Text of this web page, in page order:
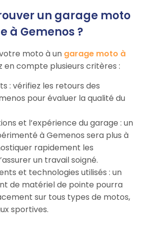
un garage moto
à Gemenos ?
moto à un garage moto à
en compte plusieurs critères :
: vérifiez les retours des
pour évaluer la qualité du
et l’expérience du garage : un
à Gemenos sera plus à
rapidement les
un travail soigné.
et technologies utilisés : un
de matériel de pointe pourra
sur tous types de motos,
sportives.